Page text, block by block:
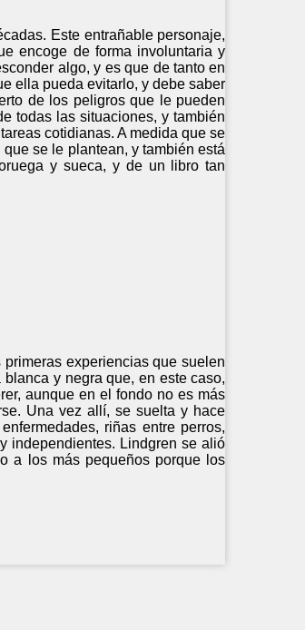
Este entrañable personaje,
encoge de forma involuntaria y
algo, y es que de tanto en
ella pueda evitarlo, y debe saber
de los peligros que le pueden
todas las situaciones, y también
cotidianas. A medida que se
se le plantean, y también está
y sueca, y de un libro tan
experiencias que suelen
y negra que, en este caso,
aunque en el fondo no es más
Una vez allí, se suelta y hace
riñas entre perros,
independientes. Lindgren se alió
a los más pequeños porque los